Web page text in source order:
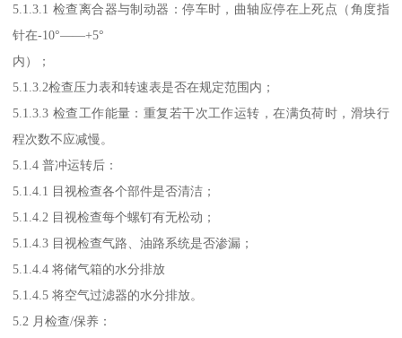
5.1.3.1 检查离合器与制动器：停车时，曲轴应停在上死点（角度指
针在-10°——+5°
内）；
5.1.3.2检查压力表和转速表是否在规定范围内；
5.1.3.3 检查工作能量：重复若干次工作运转，在满负荷时，滑块行
程次数不应减慢。
5.1.4 普冲运转后：
5.1.4.1 目视检查各个部件是否清洁；
5.1.4.2 目视检查每个螺钉有无松动；
5.1.4.3 目视检查气路、油路系统是否渗漏；
5.1.4.4 将储气箱的水分排放
5.1.4.5 将空气过滤器的水分排放。
5.2 月检查/保养：